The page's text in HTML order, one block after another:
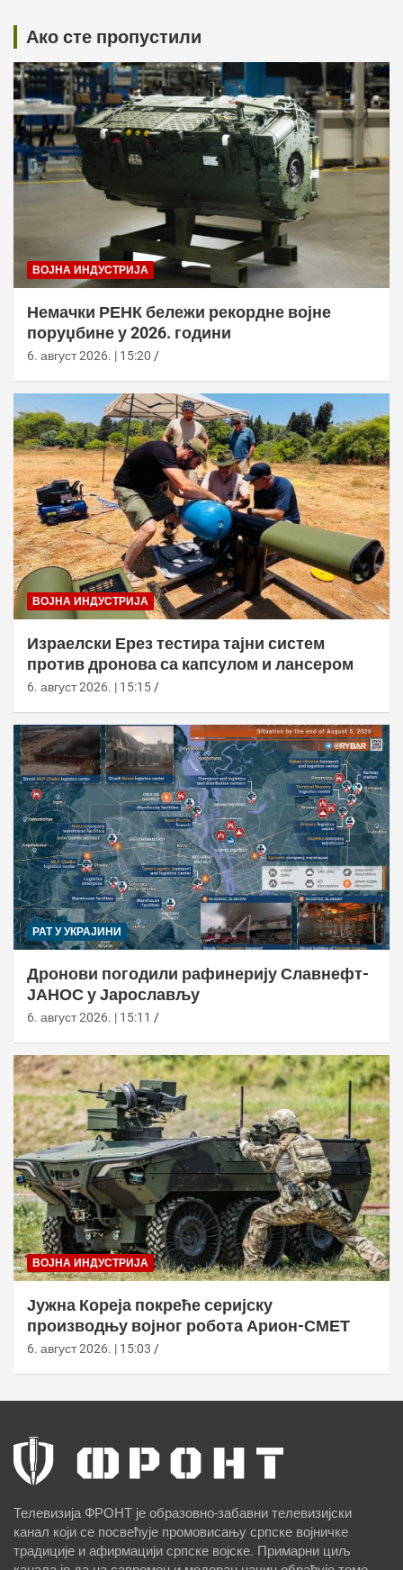
Ако сте пропустили
ВОЈНА ИНДУСТРИЈА
Немачки РЕНК бележи рекордне војне
поруџбине у 2026. години
6. август 2026. | 15:20
ВОЈНА ИНДУСТРИЈА
Израелски Ерез тестира тајни систем
против дронова са капсулом и лансером
6. август 2026. | 15:15
РАТ У УКРАЈИНИ
Дронови погодили рафинерију Славнефт-
ЈАНОС у Јарослављу
6. август 2026. | 15:11
ВОЈНА ИНДУСТРИЈА
Јужна Кореја покреће серијску
производњу војног робота Арион-СМЕТ
6. август 2026. | 15:03
Телевизија ФРОНТ је образовно-забавни телевизијски
канал који се посвећује промовисању српске војничке
традиције и афирмацији српске војске. Примарни циљ